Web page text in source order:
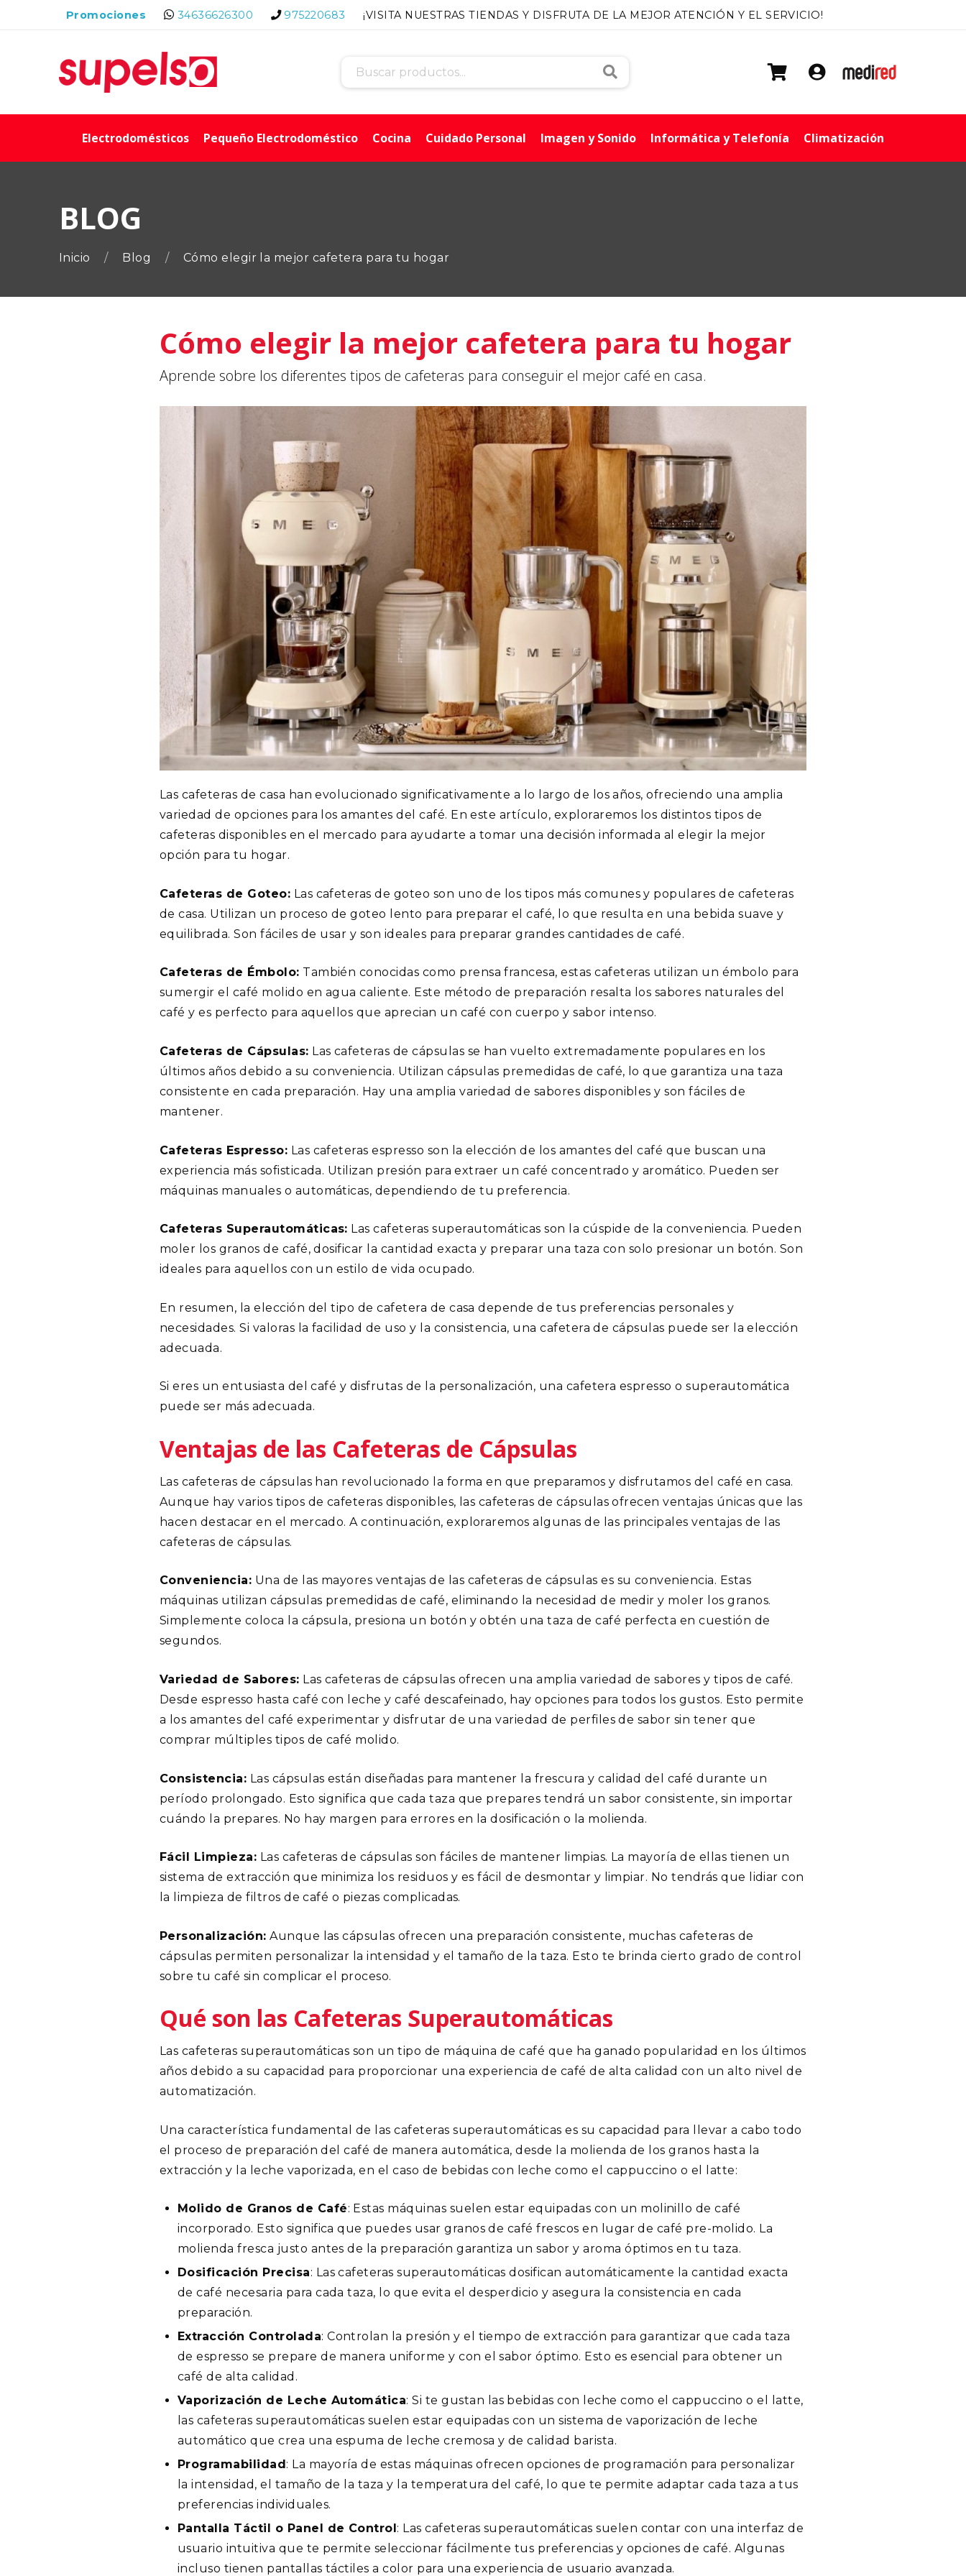
Promociones 34636626300 975220683 ¡VISITA NUESTRAS TIENDAS Y DISFRUTA DE LA MEJOR ATENCIÓN Y EL SERVICIO!
Electrodomésticos Pequeño Electrodoméstico Cocina Cuidado Personal Imagen y Sonido Informática y Telefonía Climatización
BLOG
Inicio Blog Cómo elegir la mejor cafetera para tu hogar
Cómo elegir la mejor cafetera para tu hogar
Aprende sobre los diferentes tipos de cafeteras para conseguir el mejor café en casa.
Las cafeteras de casa han evolucionado significativamente a lo largo de los años, ofreciendo una amplia
variedad de opciones para los amantes del café. En este artículo, exploraremos los distintos tipos de
cafeteras disponibles en el mercado para ayudarte a tomar una decisión informada al elegir la mejor
opción para tu hogar.
Cafeteras de Goteo: Las cafeteras de goteo son uno de los tipos más comunes y populares de cafeteras
de casa. Utilizan un proceso de goteo lento para preparar el café, lo que resulta en una bebida suave y
equilibrada. Son fáciles de usar y son ideales para preparar grandes cantidades de café.
Cafeteras de Émbolo: También conocidas como prensa francesa, estas cafeteras utilizan un émbolo para
sumergir el café molido en agua caliente. Este método de preparación resalta los sabores naturales del
café y es perfecto para aquellos que aprecian un café con cuerpo y sabor intenso.
Cafeteras de Cápsulas: Las cafeteras de cápsulas se han vuelto extremadamente populares en los
últimos años debido a su conveniencia. Utilizan cápsulas premedidas de café, lo que garantiza una taza
consistente en cada preparación. Hay una amplia variedad de sabores disponibles y son fáciles de
mantener.
Cafeteras Espresso: Las cafeteras espresso son la elección de los amantes del café que buscan una
experiencia más sofisticada. Utilizan presión para extraer un café concentrado y aromático. Pueden ser
máquinas manuales o automáticas, dependiendo de tu preferencia.
Cafeteras Superautomáticas: Las cafeteras superautomáticas son la cúspide de la conveniencia. Pueden
moler los granos de café, dosificar la cantidad exacta y preparar una taza con solo presionar un botón. Son
ideales para aquellos con un estilo de vida ocupado.
En resumen, la elección del tipo de cafetera de casa depende de tus preferencias personales y
necesidades. Si valoras la facilidad de uso y la consistencia, una cafetera de cápsulas puede ser la elección
adecuada.
Si eres un entusiasta del café y disfrutas de la personalización, una cafetera espresso o superautomática
puede ser más adecuada.
Ventajas de las Cafeteras de Cápsulas
Las cafeteras de cápsulas han revolucionado la forma en que preparamos y disfrutamos del café en casa.
Aunque hay varios tipos de cafeteras disponibles, las cafeteras de cápsulas ofrecen ventajas únicas que las
hacen destacar en el mercado. A continuación, exploraremos algunas de las principales ventajas de las
cafeteras de cápsulas.
Conveniencia: Una de las mayores ventajas de las cafeteras de cápsulas es su conveniencia. Estas
máquinas utilizan cápsulas premedidas de café, eliminando la necesidad de medir y moler los granos.
Simplemente coloca la cápsula, presiona un botón y obtén una taza de café perfecta en cuestión de
segundos.
Variedad de Sabores: Las cafeteras de cápsulas ofrecen una amplia variedad de sabores y tipos de café.
Desde espresso hasta café con leche y café descafeinado, hay opciones para todos los gustos. Esto permite
a los amantes del café experimentar y disfrutar de una variedad de perfiles de sabor sin tener que
comprar múltiples tipos de café molido.
Consistencia: Las cápsulas están diseñadas para mantener la frescura y calidad del café durante un
período prolongado. Esto significa que cada taza que prepares tendrá un sabor consistente, sin importar
cuándo la prepares. No hay margen para errores en la dosificación o la molienda.
Fácil Limpieza: Las cafeteras de cápsulas son fáciles de mantener limpias. La mayoría de ellas tienen un
sistema de extracción que minimiza los residuos y es fácil de desmontar y limpiar. No tendrás que lidiar con
la limpieza de filtros de café o piezas complicadas.
Personalización: Aunque las cápsulas ofrecen una preparación consistente, muchas cafeteras de
cápsulas permiten personalizar la intensidad y el tamaño de la taza. Esto te brinda cierto grado de control
sobre tu café sin complicar el proceso.
Qué son las Cafeteras Superautomáticas
Las cafeteras superautomáticas son un tipo de máquina de café que ha ganado popularidad en los últimos
años debido a su capacidad para proporcionar una experiencia de café de alta calidad con un alto nivel de
automatización.
Una característica fundamental de las cafeteras superautomáticas es su capacidad para llevar a cabo todo
el proceso de preparación del café de manera automática, desde la molienda de los granos hasta la
extracción y la leche vaporizada, en el caso de bebidas con leche como el cappuccino o el latte:
Molido de Granos de Café: Estas máquinas suelen estar equipadas con un molinillo de café
incorporado. Esto significa que puedes usar granos de café frescos en lugar de café pre-molido. La
molienda fresca justo antes de la preparación garantiza un sabor y aroma óptimos en tu taza.
Dosificación Precisa: Las cafeteras superautomáticas dosifican automáticamente la cantidad exacta
de café necesaria para cada taza, lo que evita el desperdicio y asegura la consistencia en cada
preparación.
Extracción Controlada: Controlan la presión y el tiempo de extracción para garantizar que cada taza
de espresso se prepare de manera uniforme y con el sabor óptimo. Esto es esencial para obtener un
café de alta calidad.
Vaporización de Leche Automática: Si te gustan las bebidas con leche como el cappuccino o el latte,
las cafeteras superautomáticas suelen estar equipadas con un sistema de vaporización de leche
automático que crea una espuma de leche cremosa y de calidad barista.
Programabilidad : La mayoría de estas máquinas ofrecen opciones de programación para personalizar
la intensidad, el tamaño de la taza y la temperatura del café, lo que te permite adaptar cada taza a tus
preferencias individuales.
Pantalla Táctil o Panel de Control : Las cafeteras superautomáticas suelen contar con una interfaz de
usuario intuitiva que te permite seleccionar fácilmente tus preferencias y opciones de café. Algunas
incluso tienen pantallas táctiles a color para una experiencia de usuario avanzada.